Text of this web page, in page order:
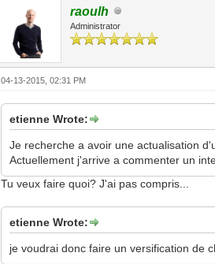
raoulh
Administrator
04-13-2015, 02:31 PM
etienne Wrote:
Je recherche a avoir une actualisation
Actuellement j'arrive a commenter un
Tu veux faire quoi? J'ai pas compris...
etienne Wrote:
je voudrai donc faire un versification de